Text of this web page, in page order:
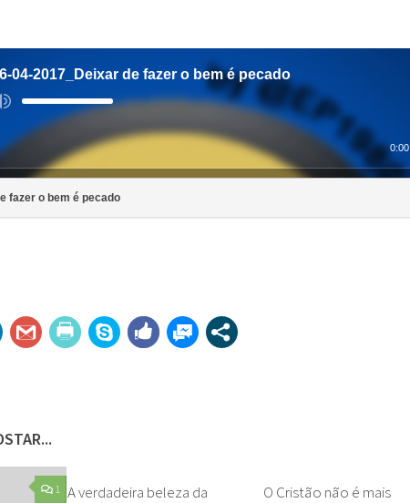
04-2017_Deixar de fazer o bem é pecado
Use
as
setas
para
cima
baixo
aumentar
diminuir
0:00
fazer o bem é pecado
1
A verdadeira beleza da
O Cristão não é mais